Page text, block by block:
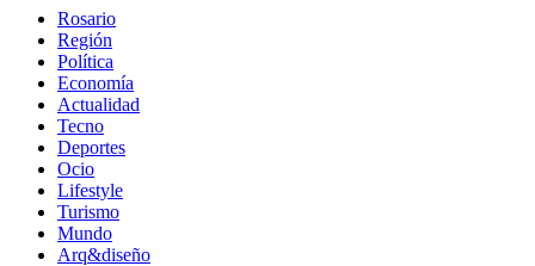
Rosario
Región
Política
Economía
Actualidad
Tecno
Deportes
Ocio
Lifestyle
Turismo
Mundo
Arq&diseño